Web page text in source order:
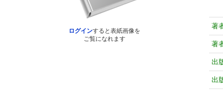
ログインすると表紙画像を
ご覧になれます
著
著
出
出